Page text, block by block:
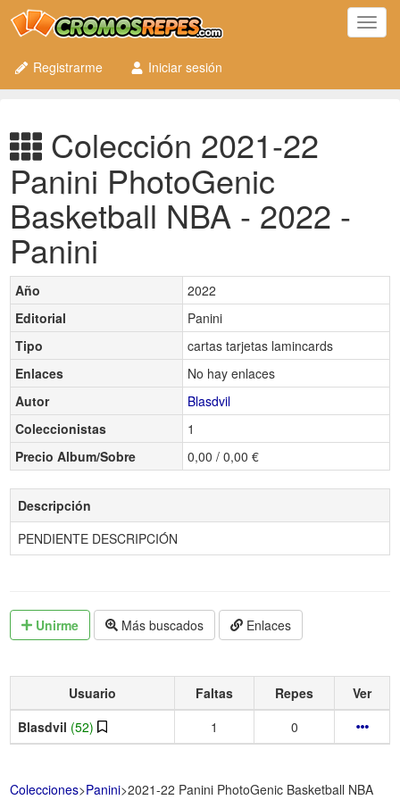
Registrarme
Iniciar sesión
Colección 2021-22
Panini PhotoGenic
Basketball NBA - 2022 -
Panini
Año
2022
Editorial
Panini
Tipo
cartas tarjetas lamincards
Enlaces
No hay enlaces
Autor
Blasdvil
Coleccionistas
1
Precio Album/Sobre
0,00 / 0,00 €
Descripción
PENDIENTE DESCRIPCIÓN
Unirme Más buscados Enlaces
Usuario Faltas Repes
Ver
Blasdvil (52) 1 0
Colecciones>Panini>2021-22 Panini PhotoGenic Basketball NBA